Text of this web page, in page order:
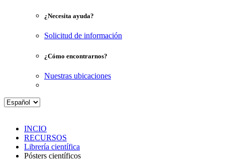
¿Necesita ayuda?
Solicitud de información
¿Cómo encontrarnos?
Nuestras ubicaciones
INCIO
RECURSOS
Librería científica
Pósters científicos